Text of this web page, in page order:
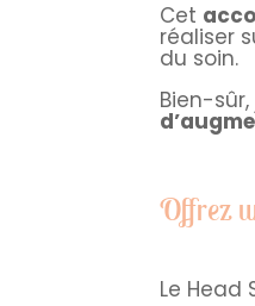
Cet
réaliser
du soin.
Bien-
Offrez
Le Head